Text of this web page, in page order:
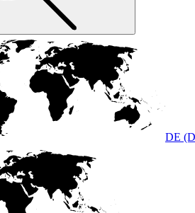
DE